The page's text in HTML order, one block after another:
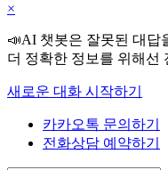
×
📣AI 챗봇은 잘못된 대답
더 정확한 정보를 위해선
새로운 대화 시작하기
카카오톡 문의하기
전화상담 예약하기